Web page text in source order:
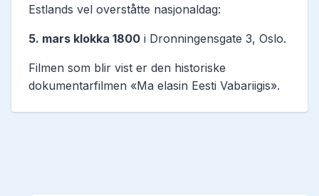
Estlands vel overståtte nasjonaldag:
5. mars klokka 1800 i Dronningensgate 3, Oslo.
Filmen som blir vist er den historiske
dokumentarfilmen «Ma elasin Eesti Vabariigis».